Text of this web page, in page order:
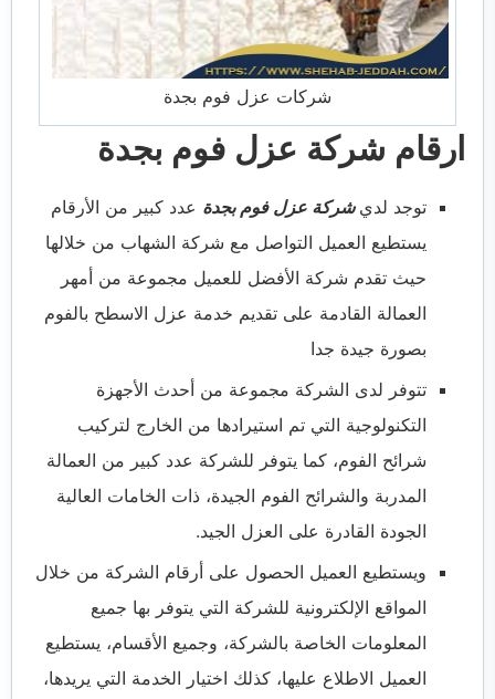
شركات عزل فوم بجدة
ارقام شركة عزل فوم بجدة
توجد لديشركة عزل فوم بجدة عدد كبير من الأرقام
يستطيع العميل التواصل مع شركة الشهاب من خلالها
حيث تقدم شركة الأفضل للعميل مجموعة من أمهر
العمالة القادمة على تقديم خدمة عزل الاسطح بالفوم
بصورة جيدة جدا
تتوفر لدى الشركة مجموعة من أحدث الأجهزة
التكنولوجية التي تم استيرادها من الخارج لتركيب
شرائح الفوم، كما يتوفر للشركة عدد كبير من العمالة
المدربة والشرائح الفوم الجيدة، ذات الخامات العالية
الجودة القادرة على العزل الجيد.
ويستطيع العميل الحصول على أرقام الشركة من خلال
المواقع الإلكترونية للشركة التي يتوفر بها جميع
المعلومات الخاصة بالشركة، وجميع الأقسام، يستطيع
العميل الاطلاع عليها، كذلك اختيار الخدمة التي يريدها،